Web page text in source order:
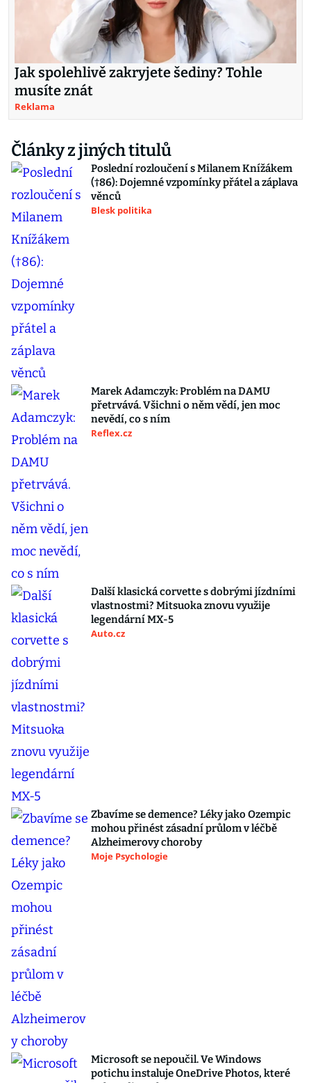
Jak spolehlivě zakryjete šediny? Tohle
musíte znát
Reklama
Články z jiných titulů
Poslední rozloučení s Milanem Knížákem
(†86): Dojemné vzpomínky přátel a záplava
věnců
Blesk politika
Marek Adamczyk: Problém na DAMU
přetrvává. Všichni o něm vědí, jen moc
nevědí, co s ním
Reflex.cz
Další klasická corvette s dobrými jízdními
vlastnostmi? Mitsuoka znovu využije
legendární MX-5
Auto.cz
Zbavíme se demence? Léky jako Ozempic
mohou přinést zásadní průlom v léčbě
Alzheimerovy choroby
Moje Psychologie
Microsoft se nepoučil. Ve Windows
potichu instaluje OneDrive Photos, které